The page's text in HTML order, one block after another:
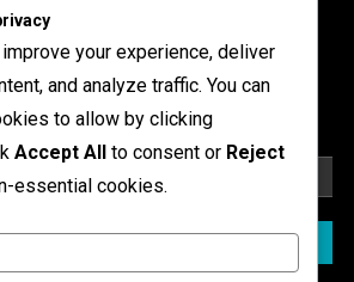
de datos
Search
your experience, deliver
and analyze traffic. You can
to allow by clicking
Accept All to consent or Reject
essential cookies.